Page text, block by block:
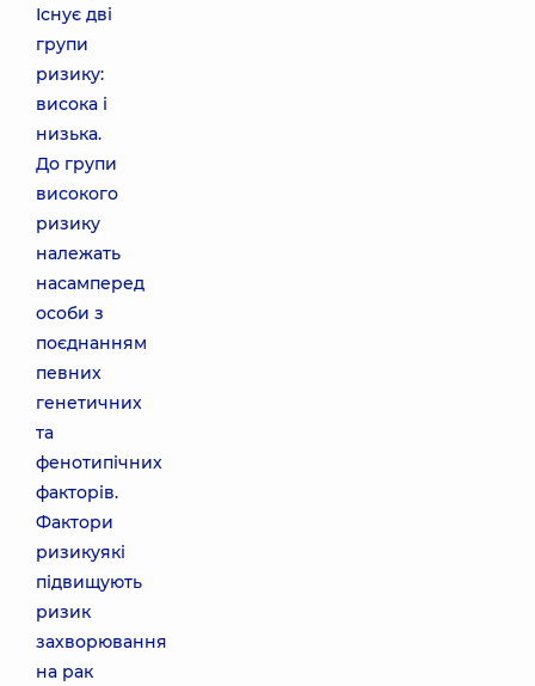
Існує дві
групи
ризику:
висока і
низька.
До групи
високого
ризику
належать
насамперед
особи з
поєднанням
певних
генетичних
та
фенотипічних
факторів.
Фактори
ризикуякі
підвищують
ризик
захворювання
на рак